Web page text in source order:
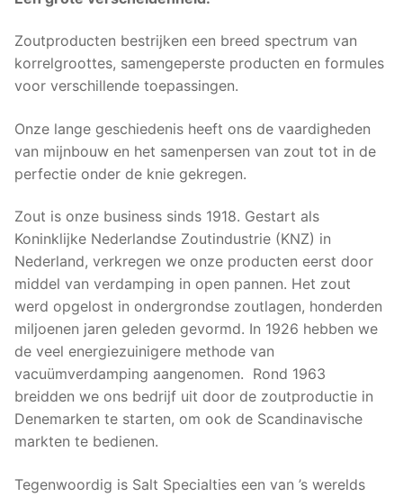
Zoutproducten bestrijken een breed spectrum van
korrelgroottes, samengeperste producten en formules
voor verschillende toepassingen.
Onze lange geschiedenis heeft ons de vaardigheden
van mijnbouw en het samenpersen van zout tot in de
perfectie onder de knie gekregen.
Zout is onze business sinds 1918. Gestart als
Koninklijke Nederlandse Zoutindustrie (KNZ) in
Nederland, verkregen we onze producten eerst door
middel van verdamping in open pannen. Het zout
werd opgelost in ondergrondse zoutlagen, honderden
miljoenen jaren geleden gevormd. In 1926 hebben we
de veel energiezuinigere methode van
vacuümverdamping aangenomen. Rond 1963
breidden we ons bedrijf uit door de zoutproductie in
Denemarken te starten, om ook de Scandinavische
markten te bedienen.
Tegenwoordig is Salt Specialties een van ’s werelds